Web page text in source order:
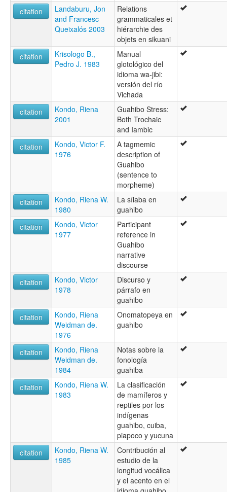
citation
Landaburu, Jon
and Francesc
Queixalós 2003
Relations
grammaticales et
hiérarchie des
objets en sikuani
citation
Krisologo B.,
Pedro J. 1983
Manual
glotológico del
idioma wa-jibi:
versión del río
Vichada
citation
Kondo, Riena
2001
Guahibo Stress:
Both Trochaic
and Iambic
citation
Kondo, Victor F.
1976
A tagmemic
description of
Guahibo
(sentence to
morpheme)
citation
Kondo, Riena W.
1980
La sílaba en
guahibo
citation
Kondo, Victor
1977
Participant
reference in
Guahibo
narrative
discourse
citation
Kondo, Victor
1978
Discurso y
párrafo en
guahibo
citation
Kondo, Riena
Weidman de.
1976
Onomatopeya en
guahibo
citation
Kondo, Riena
Weidman de.
1984
Notas sobre la
fonología
guahiba
citation
Kondo, Riena W.
1983
La clasificación
de mamíferos y
reptiles por los
indígenas
guahibo, cuiba,
piapoco y yucuna
citation
Kondo, Riena W.
1985
Contribución al
estudio de la
longitud vocálica
y el acento en el